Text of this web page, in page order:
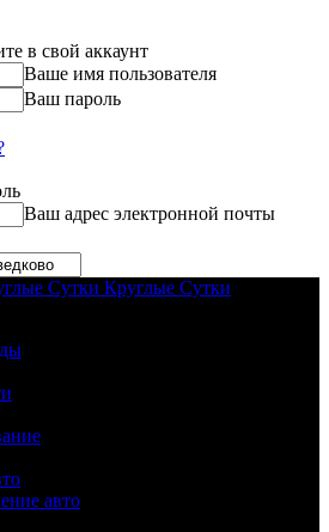
в свой аккаунт
Ваше имя пользователя
Ваш пароль
Ваш адрес электронной почты
Круглые Сутки
авто